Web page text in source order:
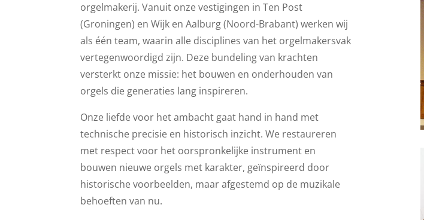
orgelmakerij. Vanuit onze vestigingen in Ten Post
(Groningen) en Wijk en Aalburg (Noord-Brabant) werken wij
als één team, waarin alle disciplines van het orgelmakersvak
vertegenwoordigd zijn. Deze bundeling van krachten
versterkt onze missie: het bouwen en onderhouden van
orgels die generaties lang inspireren.
Onze liefde voor het ambacht gaat hand in hand met
technische precisie en historisch inzicht. We restaureren
met respect voor het oorspronkelijke instrument en
bouwen nieuwe orgels met karakter, geïnspireerd door
historische voorbeelden, maar afgestemd op de muzikale
behoeften van nu.